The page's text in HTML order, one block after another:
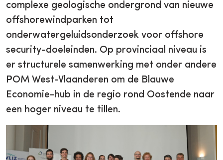
complexe geologische ondergrond van nieuwe
offshorewindparken tot
onderwatergeluidsonderzoek voor offshore
security-doeleinden. Op provinciaal niveau is
er structurele samenwerking met onder andere
POM West-Vlaanderen om de Blauwe
Economie-hub in de regio rond Oostende naar
een hoger niveau te tillen.